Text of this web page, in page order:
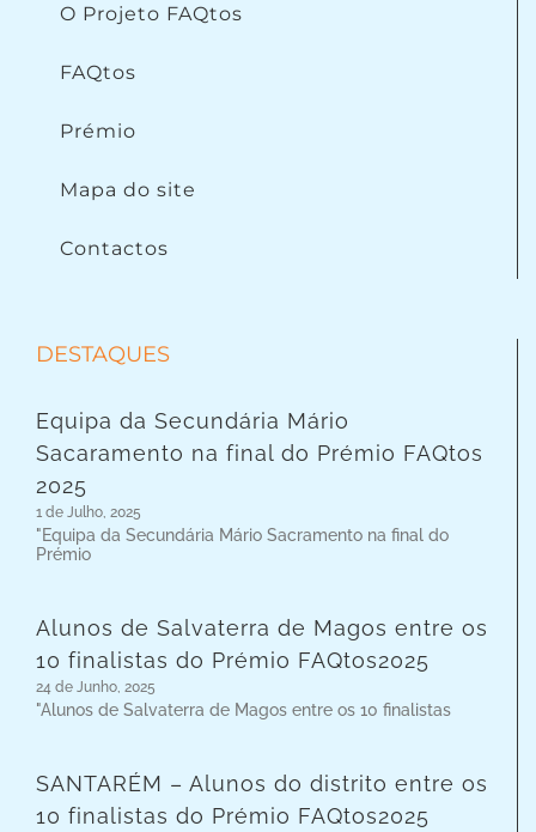
O Projeto FAQtos
FAQtos
Prémio
Mapa do site
Contactos
DESTAQUES
Equipa da Secundária Mário
Sacaramento na final do Prémio FAQtos
2025
1 de Julho, 2025
"Equipa da Secundária Mário Sacramento na final do
Prémio
Alunos de Salvaterra de Magos entre os
10 finalistas do Prémio FAQtos2025
24 de Junho, 2025
"Alunos de Salvaterra de Magos entre os 10 finalistas
SANTARÉM – Alunos do distrito entre os
10 finalistas do Prémio FAQtos2025